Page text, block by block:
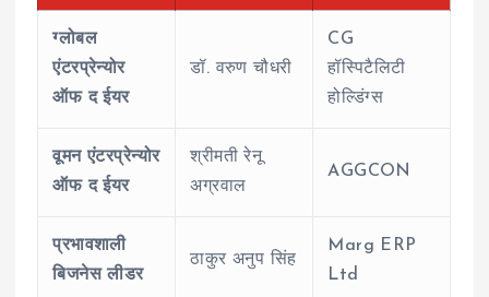
ग्लोबल
एंटरप्रेन्योर
ऑफ द ईयर
डॉ. वरुण चौधरी
CG
हॉस्पिटैलिटी
होल्डिंग्स
वूमन एंटरप्रेन्योर
ऑफ द ईयर
श्रीमती रेनू
अग्रवाल
AGGCON
प्रभावशाली
बिजनेस लीडर
ठाकुर अनुप सिंह
Marg ERP
Ltd